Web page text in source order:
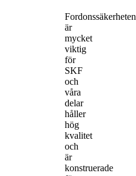
Fordonssäkerheten
är
mycket
viktig
för
SKF
och
våra
delar
håller
hög
kvalitet
och
är
konstruerade